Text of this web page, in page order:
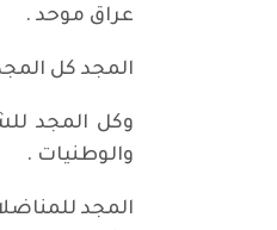
عراق موحد .
المجد كل
وكل المجد
والوطنيات .
المجد